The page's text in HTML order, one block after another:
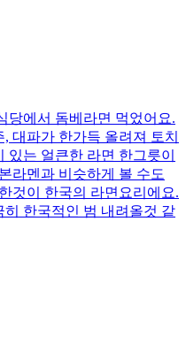
당에서 돔베라면 먹었어요.
대파가 한가득 올려져 토치
는 얼큰한 라면 한그릇이
라멘과 비슷하게 볼 수도
것이 한국의 라면요리에요.
한국적인 범 내려올것 같